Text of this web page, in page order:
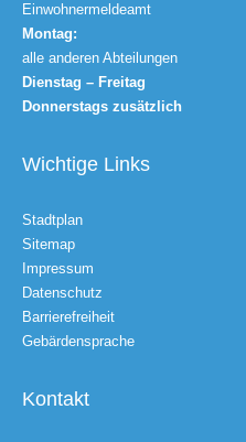
Einwohnermeldeamt
Montag:
alle anderen Abteilungen
Dienstag – Freitag
Donnerstags zusätzlich
Wichtige Links
Stadtplan
Sitemap
Impressum
Datenschutz
Barrierefreiheit
Gebärdensprache
Kontakt